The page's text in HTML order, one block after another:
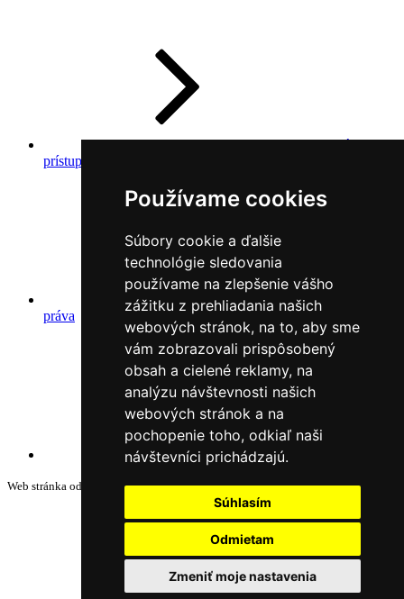
Používame cookies
Súbory cookie a ďalšie
technológie sledovania
používame na zlepšenie vášho
zážitku z prehliadania našich
webových stránok, na to, aby sme
vám zobrazovali prispôsobený
obsah a cielené reklamy, na
analýzu návštevnosti našich
webových stránok a na
pochopenie toho, odkiaľ naši
návštevníci prichádzajú.
Súhlasím
Odmietam
Zmeniť moje nastavenia
Prehlásenie o
prístupnosti
Autorské
práva
Web stránka od